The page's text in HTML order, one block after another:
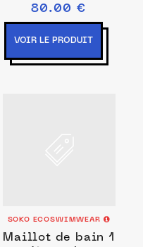
80.00 €
VOIR LE PRODUIT
SOKO ECOSWIMWEAR
Maillot de bain 1